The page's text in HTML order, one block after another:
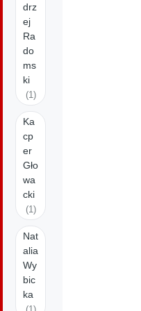
drz
ej
Ra
do
ms
ki
(1)
Ka
cp
er
Gło
wa
cki
(1)
Nat
alia
Wy
bic
ka